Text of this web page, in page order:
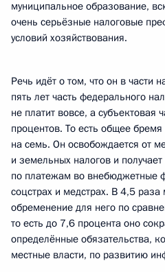
муниципальное образование,
очень серьёзные налоговые
условий хозяйствования.
Речь идёт о том, что он в части
пять лет часть федерального
не платит вовсе, а субъектовая
процентов. То есть общее
на семь. Он освобождается от
и земельных налогов и
по платежам во внебюджетные
соцстрах и медстрах. В 4,5 раза
обременение для него по
то есть до 7,6 процента оно
определённые обязательства,
местные власти, по развитию